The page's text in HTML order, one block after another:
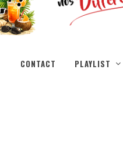
CONTACT PLAYLIST